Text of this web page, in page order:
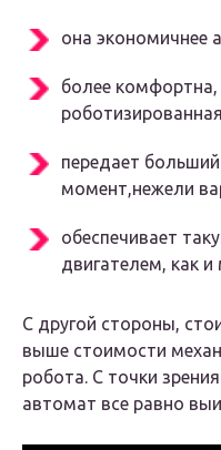
она экономичнее
более
передает
момент,нежели
обеспечивает
двигателем, как и
С другой стороны,
выше стоимости
робота. С точки
автомат все равно